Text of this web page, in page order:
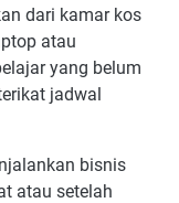
dari kamar kos
atau
yang belum
jadwal
bisnis
atau setelah